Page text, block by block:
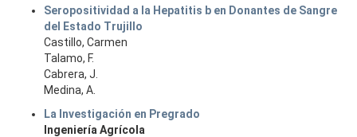
Seropositividad a la Hepatitis b en Donantes de Sangre
del Estado Trujillo
Castillo, Carmen
Talamo, F.
Cabrera, J.
Medina, A.
La Investigación en Pregrado
Ingeniería Agrícola